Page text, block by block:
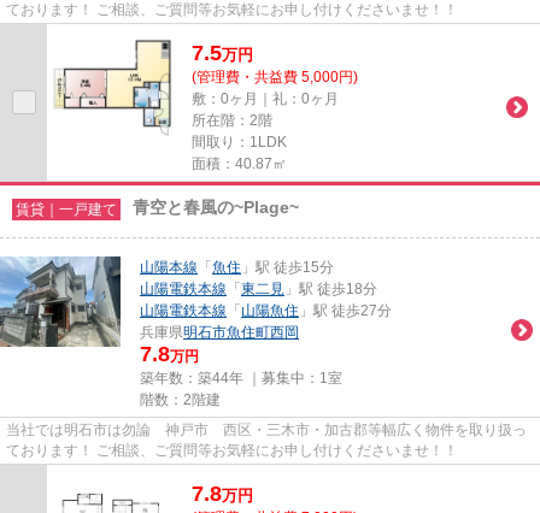
ております！ ご相談、ご質問等お気軽にお申し付けくださいませ！！
7.5万円
(管理費・共益費 5,000円)
敷：0ヶ月｜礼：0ヶ月
所在階：2階
間取り：1LDK
面積：40.87㎡
賃貸｜一戸建て 青空と春風の~Plage~
山陽本線 「 魚住 」駅 徒歩15分
山陽電鉄本線 「 東二見 」駅 徒歩18分
山陽電鉄本線 「 山陽魚住 」駅 徒歩27分
兵庫県明石市魚住町西岡
7.8万円
築年数：築44年 ｜募集中： 1室
階数：2階建
当社では明石市は勿論 神戸市 西区・三木市・加古郡等幅広く物件を取り扱っ
ております！ ご相談、ご質問等お気軽にお申し付けくださいませ！！
7.8万円